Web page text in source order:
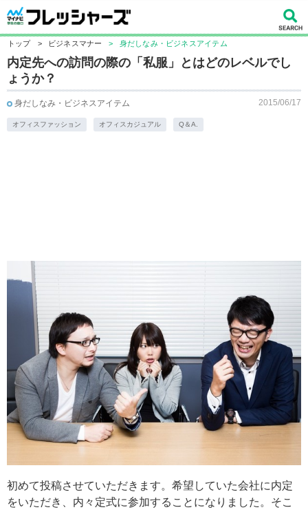
トップ > ビジネスマナー > 身だしなみ・ビジネスアイテム
内定先への訪問の際の「私服」とはどのレベルでし
ょうか？
身だしなみ・ビジネスアイテム 2015/06/17
オフィスファッション オフィスカジュアル Q＆A.
初めて投稿させていただきます。希望していた会社に内定
をいただき、内々定式に参加することになりました。そこ